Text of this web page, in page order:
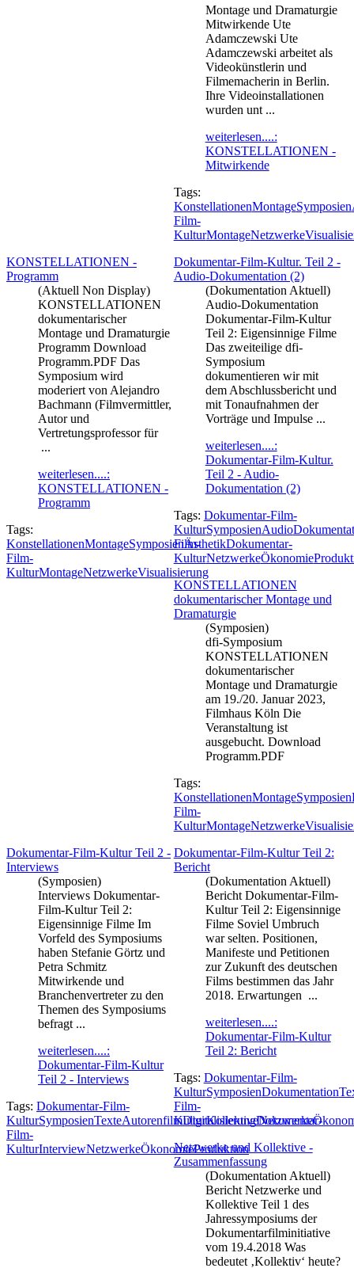
Montage und Dramaturgie
Mitwirkende Ute
Adamczewski Ute
Adamczewski arbeitet als
Videokünstlerin und
Filmemacherin in Berlin.
Ihre Videoinstallationen
wurden unt ...
weiterlesen....:
KONSTELLATIONEN -
Mitwirkende
Tags:
KonstellationenMontageSymposien
Film-
KulturMontageNetzwerke
KONSTELLATIONEN -
Programm
(Aktuell Non Display)
KONSTELLATIONEN
dokumentarischer
Montage und Dramaturgie
Programm Download
Programm.PDF Das
Symposium wird
moderiert von Alejandro
Bachmann (Filmvermittler,
Autor und
Vertretungsprofessor für
...
weiterlesen....:
KONSTELLATIONEN -
Programm
Tags:
KonstellationenMontageSymposienÄsthetikDokumentar-
Film-
KulturMontageNetzwerkeVisualisierung
Dokumentar-Film-Kultur. Teil 2 -
Audio-Dokumentation (2)
(Dokumentation Aktuell)
Audio-Dokumentation
Dokumentar-Film-Kultur
Teil 2: Eigensinnige Filme
Das zweiteilige dfi-
Symposium
dokumentieren wir mit
dem Abschlussbericht und
mit Tonaufnahmen der
Vorträge und Impulse ...
weiterlesen....:
Dokumentar-Film-Kultur.
Teil 2 - Audio-
Dokumentation (2)
Tags: Dokumentar-Film-
KulturSymposienAudio
Film-
KulturNetzwerkeÖkonomie
KONSTELLATIONEN
dokumentarischer Montage und
Dramaturgie
(Symposien)
dfi-Symposium
KONSTELLATIONEN
dokumentarischer
Montage und Dramaturgie
am 19./20. Januar 2023,
Filmhaus Köln Die
Veranstaltung ist
ausgebucht. Download
Programm.PDF
Tags:
KonstellationenMontageSymposien
Film-
KulturMontageNetzwerke
Dokumentar-Film-Kultur Teil 2 -
Interviews
(Symposien)
Interviews Dokumentar-
Film-Kultur Teil 2:
Eigensinnige Filme Im
Vorfeld des Symposiums
haben Stefanie Görtz und
Petra Schmitz
Mitwirkende und
Branchenvertreter zu den
Themen des Symposiums
befragt ...
weiterlesen....:
Dokumentar-Film-Kultur
Teil 2 - Interviews
Tags: Dokumentar-Film-
KulturSymposienTexteAutorenfilmDigitalisierungDokumentar-
Film-
KulturInterviewNetzwerkeÖkonomieProduktion
Dokumentar-Film-Kultur Teil 2:
Bericht
(Dokumentation Aktuell)
Bericht Dokumentar-Film-
Kultur Teil 2: Eigensinnige
Filme Soviel Umbruch
war selten. Positionen,
Manifeste und Petitionen
zur Zukunft des deutschen
Films bestimmen das Jahr
2018. Erwartungen ...
weiterlesen....:
Dokumentar-Film-Kultur
Teil 2: Bericht
Tags: Dokumentar-Film-
KulturSymposienDokumentation
Film-
KulturKollektiveNetzwerke
Netzwerke und Kollektive -
Zusammenfassung
(Dokumentation Aktuell)
Bericht Netzwerke und
Kollektive Teil 1 des
Jahressymposiums der
Dokumentarfilminitiative
vom 19.4.2018 Was
bedeutet ‚Kollektiv‘ heute?